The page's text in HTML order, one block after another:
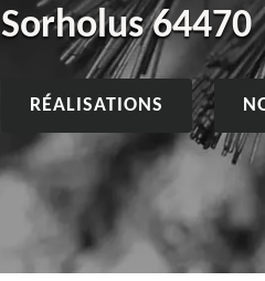
Sorholus 64470
RÉALISATIONS